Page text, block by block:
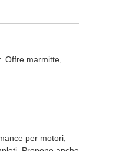
Offre marmitte,
per motori,